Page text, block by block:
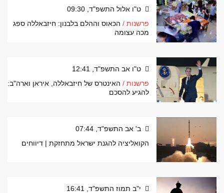
ט"ו אלול התשפ"ד, 09:30
פרשנות / הכאוס וההלם בלבנון: חיזבאללה ספג
מכה עצומה
ט"ו אב התשפ"ד, 12:41
פרשנות / האינטרס של חיזבאללה, איראן וארה"ב:
להגיע להסכם
ב' אב התשפ"ד, 07:44
הקואליציה להגנת ישראל מתחזקת | דיווחים
י"ב תמוז התשפ"ד, 16:41